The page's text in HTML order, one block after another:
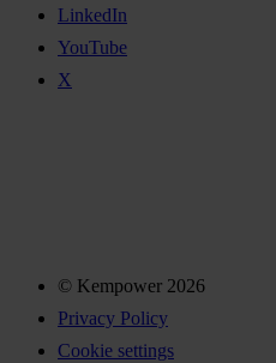
LinkedIn
YouTube
X
© Kempower 2026
Privacy Policy
Cookie settings